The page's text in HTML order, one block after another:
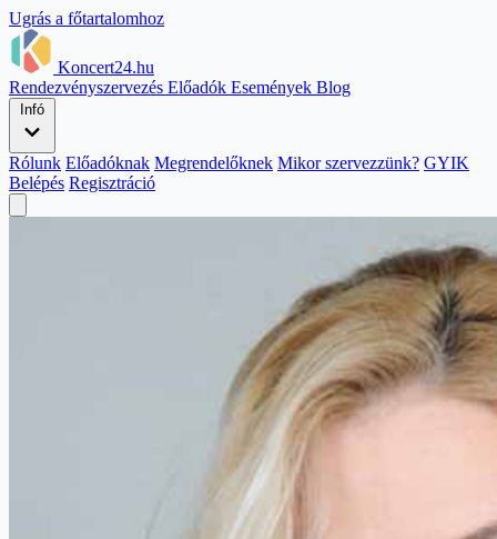
Ugrás a főtartalomhoz
Koncert24.hu
Rendezvényszervezés Előadók Események Blog
Infó
Rólunk Előadóknak Megrendelőknek Mikor szervezzünk? GYIK
Belépés Regisztráció